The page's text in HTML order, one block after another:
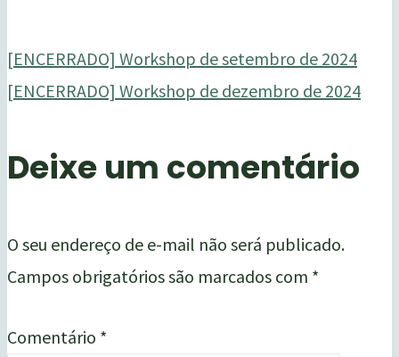
[ENCERRADO] Workshop de setembro de 2024
[ENCERRADO] Workshop de dezembro de 2024
Deixe um comentário
O seu endereço de e-mail não será publicado.
Campos obrigatórios são marcados com *
Comentário *